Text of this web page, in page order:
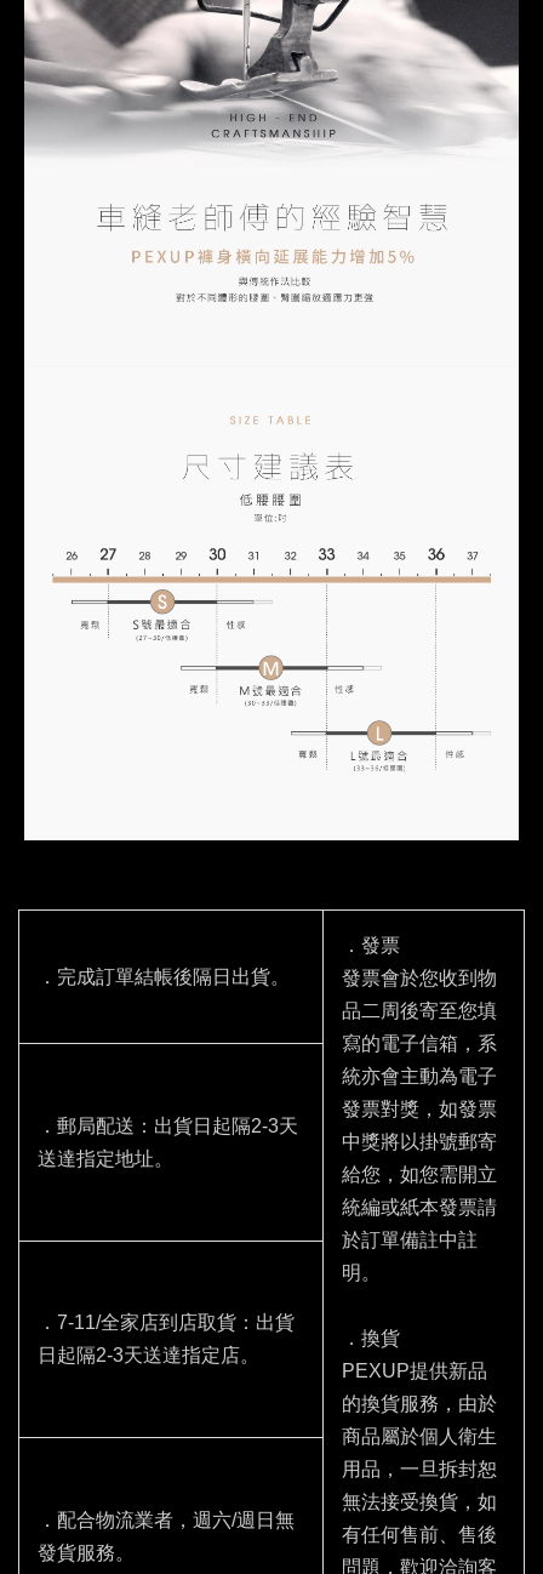
．完成訂單結帳後隔日出貨。
．發票
發票會於您收到物
品二周後寄至您填
寫的電子信箱，系
統亦會主動為電子
發票對獎，如發票
中獎將以掛號郵寄
給您，如您需開立
統編或紙本發票請
於訂單備註中註
明。
．換貨
PEXUP提供新品
的換貨服務，由於
商品屬於個人衛生
用品，一旦拆封恕
無法接受換貨，如
有任何售前、售後
問題，歡迎洽詢客
．郵局配送：出貨日起隔2-3天
送達指定地址。
．7-11/全家店到店取貨：出貨
日起隔2-3天送達指定店。
．配合物流業者，週六/週日無
發貨服務。